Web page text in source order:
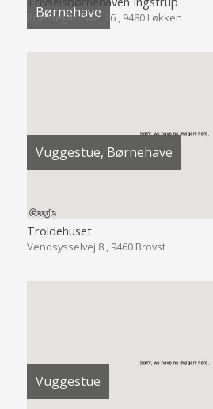
Børnehave
Præstegårdsvej 26 , 9480 Løkken
Vuggestue, Børnehave
Troldehuset
Vendsysselvej 8 , 9460 Brovst
Vuggestue